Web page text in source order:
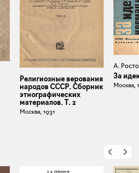
Религиозные верования
народов СССР. Сборник
этнографических
материалов. Т. 2
Москва, 1931
А.
За
Москва,